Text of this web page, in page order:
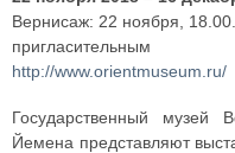
Вернисаж: 22 ноября,
пригласительным
http://www.orientmuseum.ru/
Государственный музей
Йемена представляют